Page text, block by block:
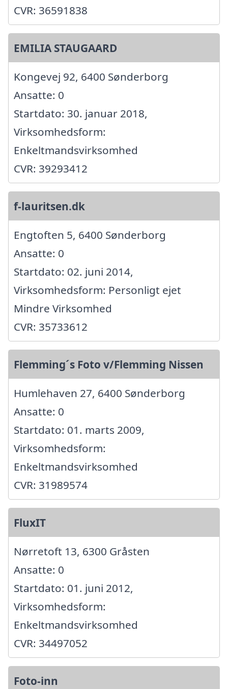
CVR: 36591838
EMILIA STAUGAARD
Kongevej 92, 6400 Sønderborg
Ansatte: 0
Startdato: 30. januar 2018,
Virksomhedsform:
Enkeltmandsvirksomhed
CVR: 39293412
f-lauritsen.dk
Engtoften 5, 6400 Sønderborg
Ansatte: 0
Startdato: 02. juni 2014,
Virksomhedsform: Personligt ejet
Mindre Virksomhed
CVR: 35733612
Flemming´s Foto v/Flemming Nissen
Humlehaven 27, 6400 Sønderborg
Ansatte: 0
Startdato: 01. marts 2009,
Virksomhedsform:
Enkeltmandsvirksomhed
CVR: 31989574
FluxIT
Nørretoft 13, 6300 Gråsten
Ansatte: 0
Startdato: 01. juni 2012,
Virksomhedsform:
Enkeltmandsvirksomhed
CVR: 34497052
Foto-inn